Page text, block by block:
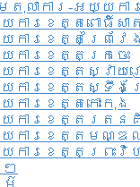
តុលាការ-អយ្យក
ការខេត្តពោធិ៍សា
ការខេត្តព្រៃវែ
ារខេត្តក្រចេះ
ការខេត្តស្វាយ
ការខេត្តស្ទឹង
ារខេត្តកោះកុង
យការខេត្តរតន
យការខេត្តមណ្
ការខេត្តព្រះវិហ
ៗ